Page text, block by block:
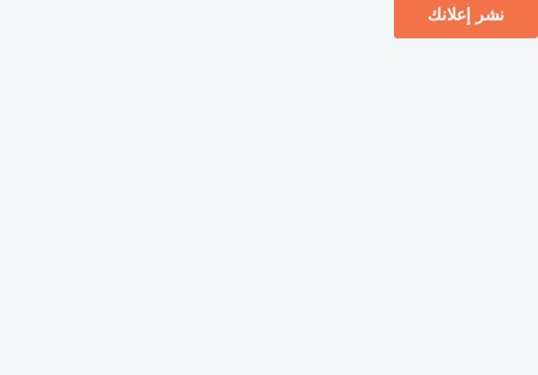
نشر إعلانك